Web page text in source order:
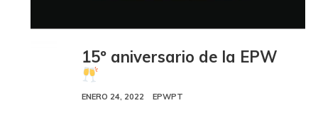
15º aniversario de la EPW
ENERO 24, 2022 EPWPT